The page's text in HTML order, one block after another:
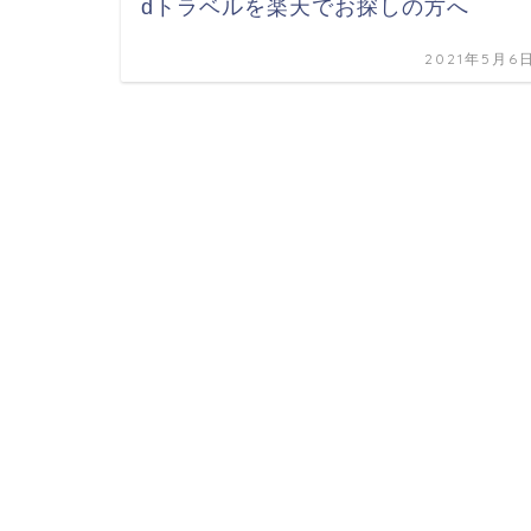
dトラベルを楽天でお探しの方へ
2021年5月6